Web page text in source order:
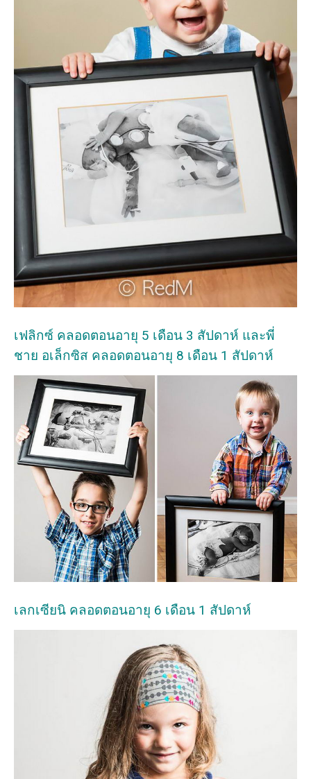
เฟลิกซ์ คลอดตอนอายุ 5 เดือน 3 สัปดาห์ และพี่
ชาย อเล็กซิส คลอดตอนอายุ 8 เดือน 1 สัปดาห์
เลกเซียนิ คลอดตอนอายุ 6 เดือน 1 สัปดาห์